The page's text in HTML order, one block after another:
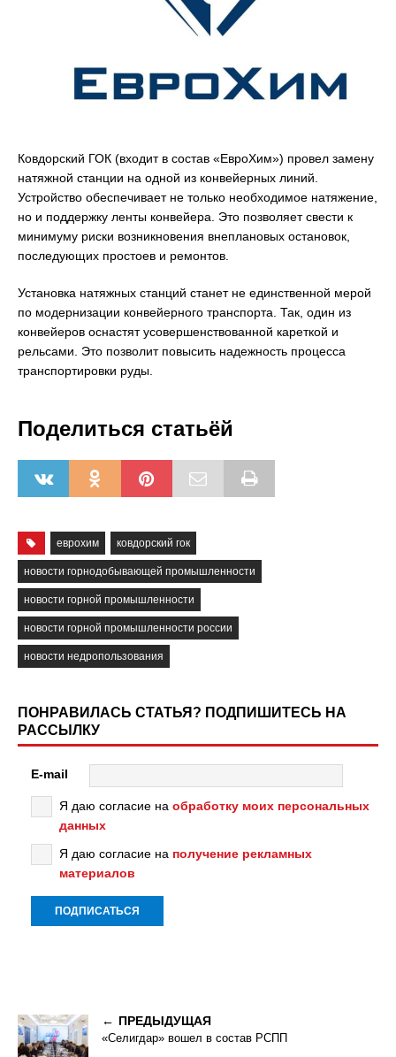
Ковдорский ГОК (входит в состав «ЕвроХим») провел замену
натяжной станции на одной из конвейерных линий.
Устройство обеспечивает не только необходимое натяжение,
но и поддержку ленты конвейера. Это позволяет свести к
минимуму риски возникновения внеплановых остановок,
последующих простоев и ремонтов.
Установка натяжных станций станет не единственной мерой
по модернизации конвейерного транспорта. Так, один из
конвейеров оснастят усовершенствованной кареткой и
рельсами. Это позволит повысить надежность процесса
транспортировки руды.
Поделиться статьёй
еврохим ковдорский гок
новости горнодобывающей промышленности
новости горной промышленности
новости горной промышленности россии
новости недропользования
ПОНРАВИЛАСЬ СТАТЬЯ? ПОДПИШИТЕСЬ НА
РАССЫЛКУ
E-mail
Я даю согласие на обработку моих персональных
данных
Я даю согласие на получение рекламных
материалов
ПРЕДЫДУЩАЯ
«Селигдар» вошел в состав РСПП